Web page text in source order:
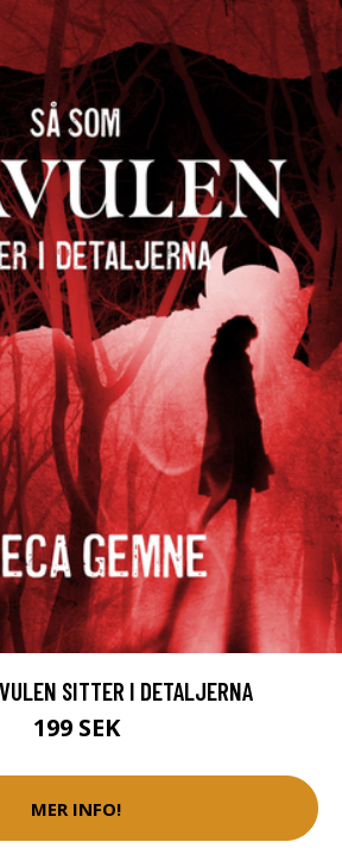
SITTER I DETALJERNA
199 SEK
MER INFO!